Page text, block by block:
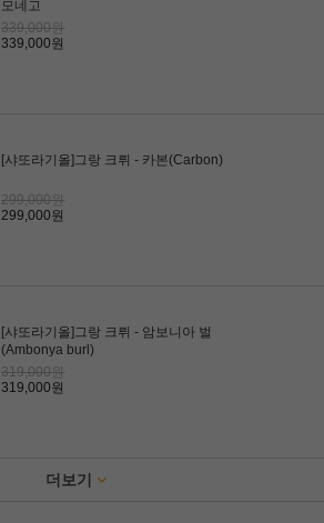
모네고
339,000원
339,000원
[샤또라기올]그랑 크뤼 - 카본(Carbon)
299,000원
299,000원
[샤또라기올]그랑 크뤼 - 암보니아 벌
(Ambonya burl)
319,000원
319,000원
더보기